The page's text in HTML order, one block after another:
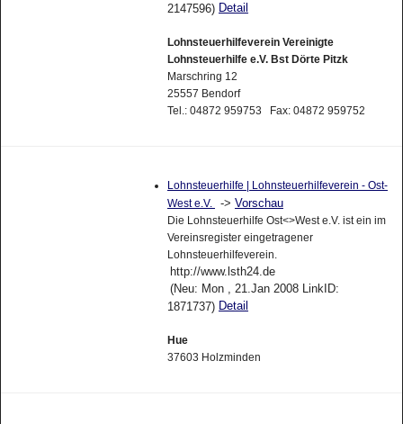
2147596) Detail
Lohnsteuerhilfeverein Vereinigte
Lohnsteuerhilfe e.V. Bst Dörte Pitzk
Marschring 12
25557 Bendorf
Tel.: 04872 959753 Fax: 04872 959752
Lohnsteuerhilfe | Lohnsteuerhilfeverein - Ost-
West e.V.
-> Vorschau
Die Lohnsteuerhilfe Ost<>West e.V. ist ein im
Vereinsregister eingetragener
Lohnsteuerhilfeverein.
http://www.lsth24.de
(Neu: Mon , 21.Jan 2008 LinkID:
1871737) Detail
Hue
37603 Holzminden